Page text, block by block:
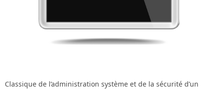
Classique de l’administration système et de la sécurité d’un